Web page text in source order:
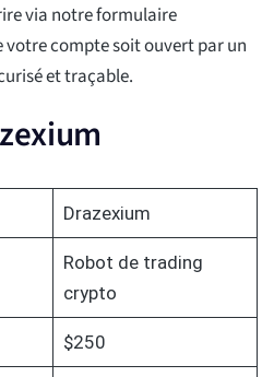
via notre formulaire
compte soit ouvert par un
et traçable.
Drazexium
Robot de trading
crypto
$250